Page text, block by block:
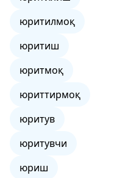
юритилмоқ
юритиш
юритмоқ
юриттирмоқ
юритув
юритувчи
юриш